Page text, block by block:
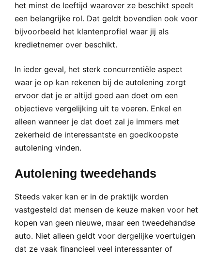
het minst de leeftijd waarover ze beschikt speelt
een belangrijke rol. Dat geldt bovendien ook voor
bijvoorbeeld het klantenprofiel waar jij als
kredietnemer over beschikt.
In ieder geval, het sterk concurrentiële aspect
waar je op kan rekenen bij de autolening zorgt
ervoor dat je er altijd goed aan doet om een
objectieve vergelijking uit te voeren. Enkel en
alleen wanneer je dat doet zal je immers met
zekerheid de interessantste en goedkoopste
autolening vinden.
Autolening tweedehands
Steeds vaker kan er in de praktijk worden
vastgesteld dat mensen de keuze maken voor het
kopen van geen nieuwe, maar een tweedehandse
auto. Niet alleen geldt voor dergelijke voertuigen
dat ze vaak financieel veel interessanter of